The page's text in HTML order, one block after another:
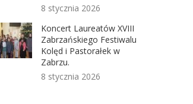
8 stycznia 2026
Koncert Laureatów XVIII
Zabrzańskiego Festiwalu
Kolęd i Pastorałek w
Zabrzu.
8 stycznia 2026